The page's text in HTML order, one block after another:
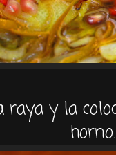
y la
horno.